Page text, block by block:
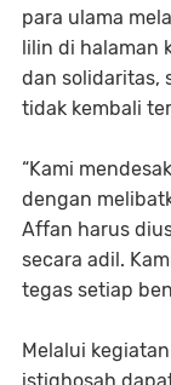
para ulama
lilin di halaman
dan solidaritas,
tidak kembali
“Kami
dengan
Affan harus
secara adil.
tegas setiap
Melalui